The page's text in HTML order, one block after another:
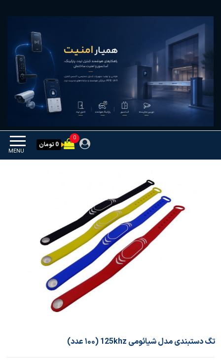
همیار امنیت
MENU
0
0 تومان
تگ دستبندی مدل شیائومی 125khz (۱۰۰ عدد)